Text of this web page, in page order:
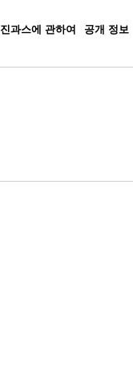
진과스에 관하여 공개 정보